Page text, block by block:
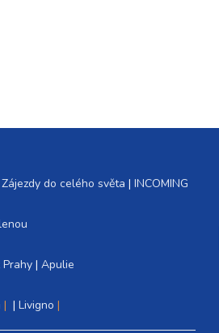
Zájezdy do celého světa | INCOMING
| Apulie
| Livigno